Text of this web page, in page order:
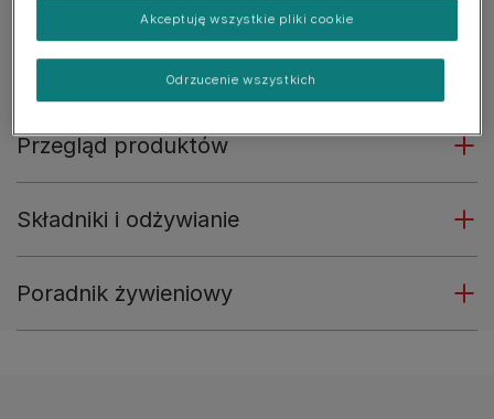
30x z dorszem.
Zobacz więcej
Przegląd produktów
Składniki i odżywianie
Poradnik żywieniowy
Odrzucenie wszystkich
Akceptuję wszystkie pliki cookie